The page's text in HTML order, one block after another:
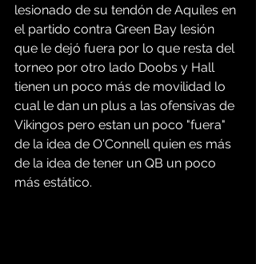
lesionado de su tendón de Aquíles en
el partido contra Green Bay lesión
que le dejó fuera por lo que resta del
torneo por otro lado Doobs y Hall
tienen un poco más de movilidad lo
cual le dan un plus a las ofensivas de
Vikingos pero estan un poco "fuera"
de la idea de O'Connell quien es más
de la idea de tener un QB un poco
más estático.